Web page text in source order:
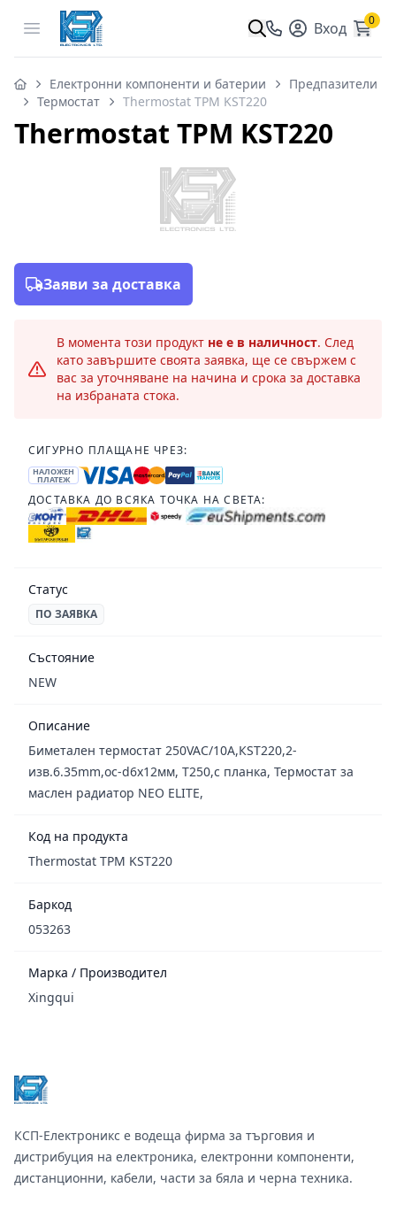
Open menu Вход 0
Електронни компоненти и батерии
Предпазители
Термостат
Thermostat TPM KST220
Thermostat TPM KST220
Заяви за доставка
В момента този продукт не е в наличност. След
като завършите своята заявка, ще се свържем с
вас за уточняване на начина и срока за доставка
на избраната стока.
СИГУРНО ПЛАЩАНЕ ЧРЕЗ:
НАЛОЖЕН
ПЛАТЕЖ
ДОСТАВКА ДО ВСЯКА ТОЧКА НА СВЕТА:
Статус
ПО ЗАЯВКА
Състояние
NEW
Описание
Биметален термостат 250VAC/10A,КSТ220,2-
изв.6.35mm,ос-d6x12мм, T250,с планка, Термостат за
маслен радиатор NEO ELITE,
Код на продукта
Thermostat TPM KST220
Баркод
053263
Марка / Производител
Xingqui
КСП-Електроникс е водеща фирма за търговия и
дистрибуция на електроника, електронни компоненти,
дистанционни, кабели, части за бяла и черна техника.